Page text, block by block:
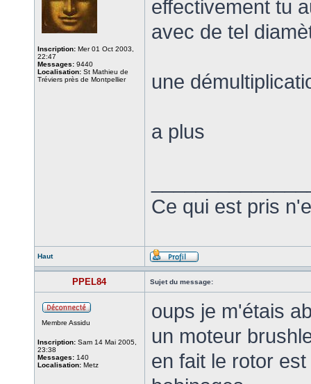
Inscription: Mer 01 Oct 2003,
22:47
Messages: 9440
Localisation: St Mathieu de
Tréviers près de Montpellier
effectivement tu
avec de tel
une
a plus
Ce qui est pris
Haut
PPEL84 Sujet du message:
Membre Assidu
Inscription: Sam 14 Mai 2005,
23:38
Messages: 140
Localisation: Metz
oups je m'étais
un moteur
en fait le rotor